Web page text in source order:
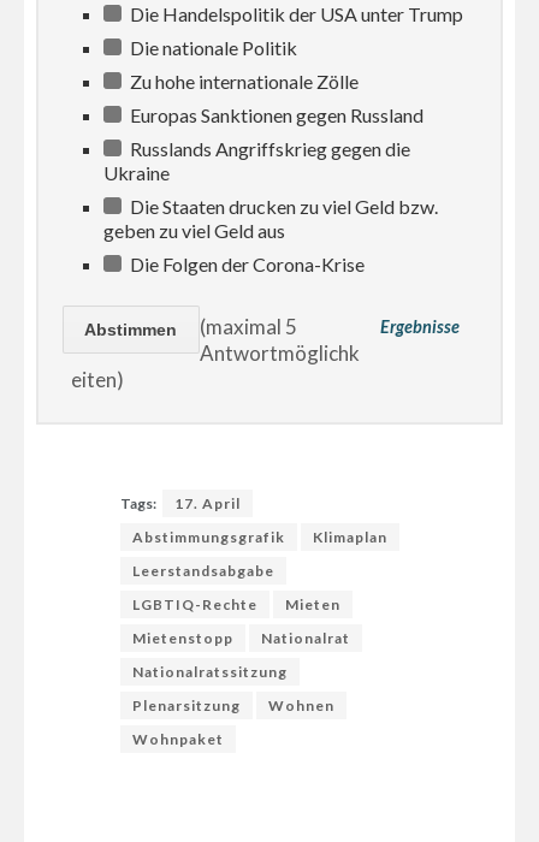
Die Handelspolitik der USA unter Trump
Die nationale Politik
Zu hohe internationale Zölle
Europas Sanktionen gegen Russland
Russlands Angriffskrieg gegen die
Ukraine
Die Staaten drucken zu viel Geld bzw.
geben zu viel Geld aus
Die Folgen der Corona-Krise
Ergebnisse
(maximal 5
Antwortmöglichk
eiten)
Tags:
17. April
Abstimmungsgrafik
Klimaplan
Leerstandsabgabe
LGBTIQ-Rechte
Mieten
Mietenstopp
Nationalrat
Nationalratssitzung
Plenarsitzung
Wohnen
Wohnpaket